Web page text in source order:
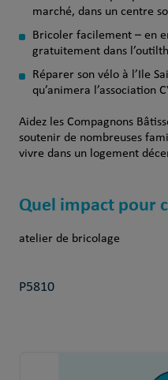
marché, dans un centre
Bricoler facilement – en
gratuitement dans
Réparer son vélo à l’Ile
qu’animera l’association
Aidez les Compagnons
soutenir de nombreuses
vivre dans un logement
Quel impact pour
atelier de bricolage
P5810